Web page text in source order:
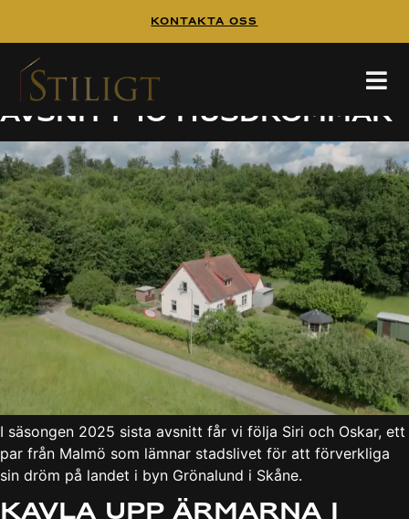
Kontakta Oss
En berg-och-dalbana i
skånska Grönalund –
Avsnitt 10 husdrömmar
I säsongen 2025 sista avsnitt får vi följa Siri och Oskar, ett
par från Malmö som lämnar stadslivet för att förverkliga
sin dröm på landet i byn Grönalund i Skåne.
Kavla upp ärmarna i